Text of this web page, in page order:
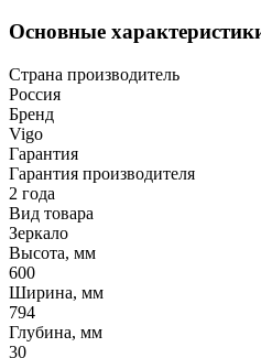
Основные
Страна производитель
Россия
Бренд
Vigo
Гарантия
Гарантия производителя
2 года
Вид товара
Зеркало
Высота, мм
600
Ширина, мм
794
Глубина, мм
30